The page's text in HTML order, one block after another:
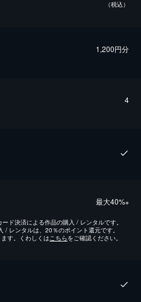
（税込）
1,200円分
4
最⼤40%※
ド決済による作品の購入 / レンタルです。
レンタルは、20％のポイント還元です。
す。くわしくはこちらをご確認ください。